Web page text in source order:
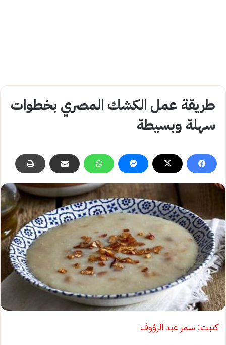
طريقة عمل الكشك المصري بخطوات
سهلة وبسيطة
كتبت: سمر عبد الرؤوف